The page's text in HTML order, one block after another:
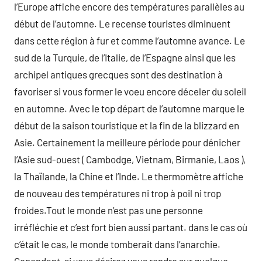
l’Europe affiche encore des températures parallèles au
début de l’automne. Le recense touristes diminuent
dans cette région à fur et comme l’automne avance. Le
sud de la Turquie, de l’Italie, de l’Espagne ainsi que les
archipel antiques grecques sont des destination à
favoriser si vous former le voeu encore déceler du soleil
en automne. Avec le top départ de l’automne marque le
début de la saison touristique et la fin de la blizzard en
Asie. Certainement la meilleure période pour dénicher
l’Asie sud-ouest ( Cambodge, Vietnam, Birmanie, Laos ),
la Thaïlande, la Chine et l’Inde. Le thermomètre affiche
de nouveau des températures ni trop à poil ni trop
froides.Tout le monde n’est pas une personne
irréfléchie et c’est fort bien aussi partant. dans le cas où
c’était le cas, le monde tomberait dans l’anarchie.